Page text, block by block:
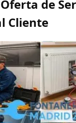
de
Cliente